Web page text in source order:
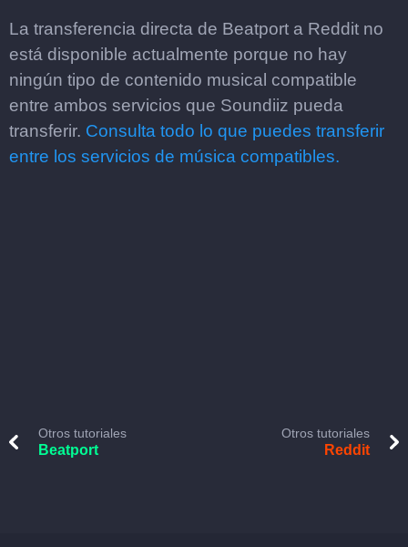
La transferencia directa de Beatport a Reddit no
está disponible actualmente porque no hay
ningún tipo de contenido musical compatible
entre ambos servicios que Soundiiz pueda
transferir. Consulta todo lo que puedes transferir
entre los servicios de música compatibles.
Otros tutoriales
Beatport
Otros tutoriales
Reddit